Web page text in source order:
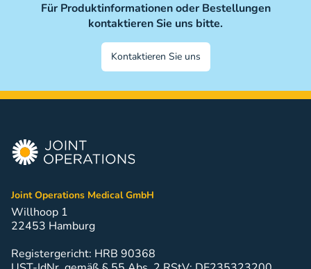
Für Produktinformationen oder Bestellungen
kontaktieren Sie uns bitte.
Kontaktieren Sie uns
Joint Operations Medical GmbH
Willhoop 1
22453 Hamburg
Registergericht: HRB 90368